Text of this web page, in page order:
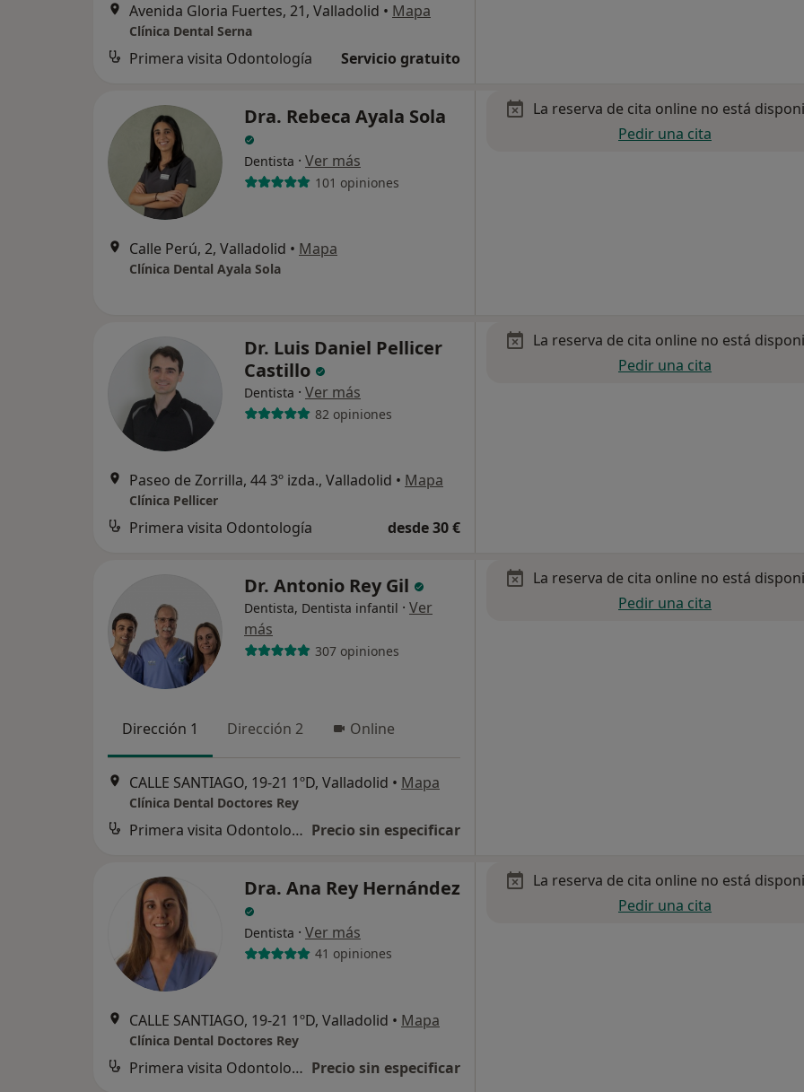
Avenida Gloria Fuertes, 21, Valladolid • Mapa
Clínica Dental Serna
Primera visita Odontología Servicio gratuito
Dra. Rebeca Ayala Sola
Dentista · Ver más
101 opiniones
Calle Perú, 2, Valladolid • Mapa
Clínica Dental Ayala Sola
La reserva de cita online no está
Pedir una cita
Dr. Luis Daniel Pellicer
Castillo
Dentista · Ver más
82 opiniones
Paseo de Zorrilla, 44 3º izda., Valladolid • Mapa
Clínica Pellicer
Primera visita Odontología desde 30 €
La reserva de cita online no está
Pedir una cita
Dr. Antonio Rey Gil
Dentista, Dentista infantil · Ver
más
307 opiniones
Dirección 1 Dirección 2 Online
CALLE SANTIAGO, 19-21 1ºD, Valladolid • Mapa
Clínica Dental Doctores Rey
Primera visita Odontología Precio sin especificar
La reserva de cita online no está
Pedir una cita
Dra. Ana Rey Hernández
Dentista · Ver más
41 opiniones
CALLE SANTIAGO, 19-21 1ºD, Valladolid • Mapa
Clínica Dental Doctores Rey
Primera visita Odontología Precio sin especificar
La reserva de cita online no está
Pedir una cita